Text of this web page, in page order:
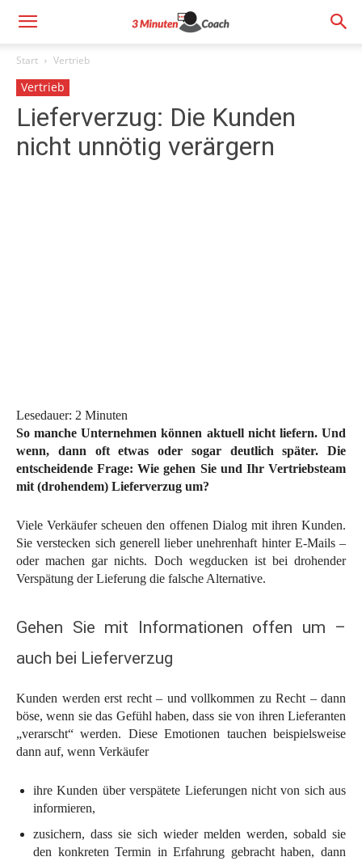
Start Vertrieb
Vertrieb
Lieferverzug: Die Kunden
nicht unnötig verärgern
Lesedauer: 2 Minuten
So manche Unternehmen können aktuell nicht liefern. Und
wenn, dann oft etwas oder sogar deutlich später. Die
entscheidende Frage: Wie gehen Sie und Ihr Vertriebsteam
mit (drohendem) Lieferverzug um?
Viele Verkäufer scheuen den offenen Dialog mit ihren Kunden.
Sie verstecken sich generell lieber unehrenhaft hinter E-Mails –
oder machen gar nichts. Doch wegducken ist bei drohender
Verspätung der Lieferung die falsche Alternative.
Gehen Sie mit Informationen offen um –
auch bei Lieferverzug
Kunden werden erst recht – und vollkommen zu Recht – dann
böse, wenn sie das Gefühl haben, dass sie von ihren Lieferanten
„verarscht“ werden. Diese Emotionen tauchen beispielsweise
dann auf, wenn Verkäufer
ihre Kunden über verspätete Lieferungen nicht von sich aus
informieren,
zusichern, dass sie sich wieder melden werden, sobald sie
den konkreten Termin in Erfahrung gebracht haben, dann